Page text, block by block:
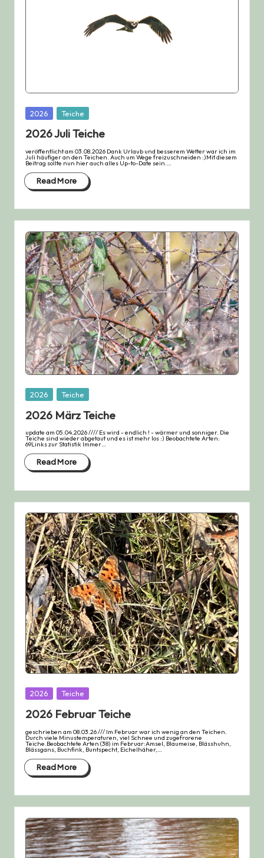
Posted
in2026 Teiche
2026 Juli Teiche
veröffentlicht am 03.08.2026 Dank Urlaub und besserem Wetter war ich im
Juli häufiger an den Teichen. Auch um Wege freizuschneiden :)Mit diesem
Beitrag sollte nun hier auch alles Up-to-Date sein.…
Read More
Posted
in2026 Teiche
2026 März Teiche
update am 05.04.2026 //// Es wird - endlich ! - wärmer und sonniger. Die
Teiche sind wieder abgetaut und es ist mehr los :) Beobachtete Arten:
69Links zur Statistik Immer…
Read More
Posted
in2026 Teiche
2026 Februar Teiche
geschrieben am 08.03.26 /// Im Februar war ich wenig an den Teichen.
Durch viele Minustemperaturen, viel Schnee und zugefrorene
Teiche.Beobachtete Arten (38) im Februar:Amsel, Blaumeise, Blässhuhn,
Blässgans, Buchfink, Buntspecht, Eichelhäher,…
Read More